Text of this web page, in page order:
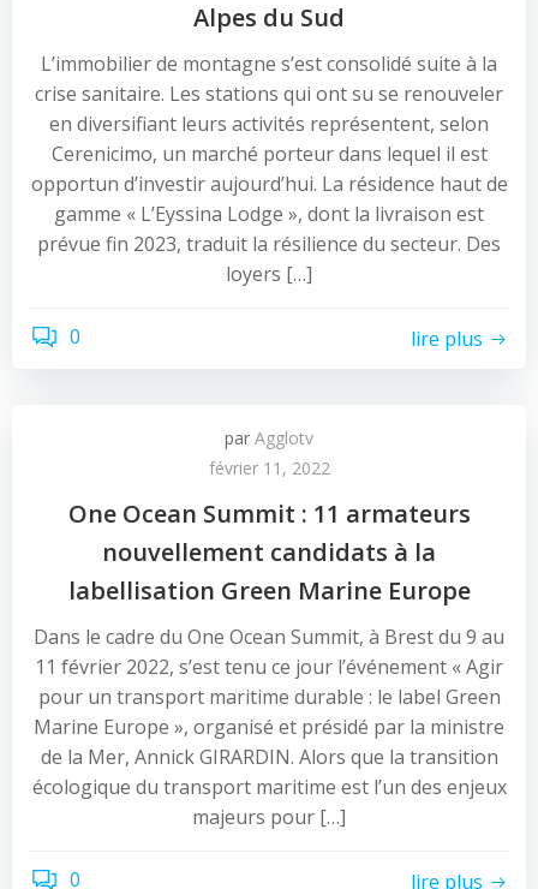
Alpes du Sud
L’immobilier de montagne s’est consolidé suite à la
crise sanitaire. Les stations qui ont su se renouveler
en diversifiant leurs activités représentent, selon
Cerenicimo, un marché porteur dans lequel il est
opportun d’investir aujourd’hui. La résidence haut de
gamme « L’Eyssina Lodge », dont la livraison est
prévue fin 2023, traduit la résilience du secteur. Des
loyers […]
0 lire plus
par Agglotv
février 11, 2022
One Ocean Summit : 11 armateurs
nouvellement candidats à la
labellisation Green Marine Europe
Dans le cadre du One Ocean Summit, à Brest du 9 au
11 février 2022, s’est tenu ce jour l’événement « Agir
pour un transport maritime durable : le label Green
Marine Europe », organisé et présidé par la ministre
de la Mer, Annick GIRARDIN. Alors que la transition
écologique du transport maritime est l’un des enjeux
majeurs pour […]
0 lire plus